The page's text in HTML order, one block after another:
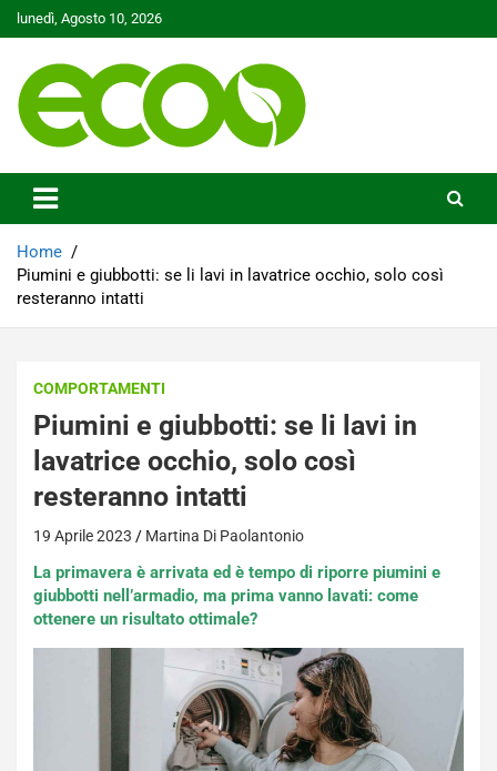
Skip
to
lunedì, Agosto 10, 2026
Ecoo.it
Home
Piumini e giubbotti: se li lavi in lavatrice occhio, solo così
resteranno intatti
COMPORTAMENTI
Piumini e giubbotti: se li lavi in
lavatrice occhio, solo così
resteranno intatti
19 Aprile 2023 Martina Di Paolantonio
La primavera è arrivata ed è tempo di riporre piumini e
giubbotti nell’armadio, ma prima vanno lavati: come
ottenere un risultato ottimale?